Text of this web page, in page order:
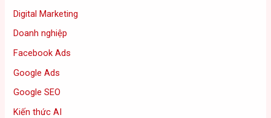
Digital Marketing
Doanh nghiệp
Facebook Ads
Google Ads
Google SEO
Kiến thức AI